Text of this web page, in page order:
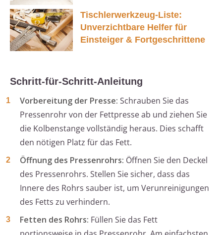
Tischlerwerkzeug-Liste:
Unverzichtbare Helfer für
Einsteiger & Fortgeschrittene
Schritt-für-Schritt-Anleitung
Vorbereitung der Presse: Schrauben Sie das
Pressenrohr von der Fettpresse ab und ziehen Sie
die Kolbenstange vollständig heraus. Dies schafft
den nötigen Platz für das Fett.
Öffnung des Pressenrohrs: Öffnen Sie den Deckel
des Pressenrohrs. Stellen Sie sicher, dass das
Innere des Rohrs sauber ist, um Verunreinigungen
des Fetts zu verhindern.
Fetten des Rohrs: Füllen Sie das Fett